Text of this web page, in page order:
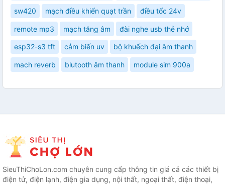
sw420 mạch điều khiển quạt trần điều tốc 24v
remote mp3 mạch tăng âm đài nghe usb thẻ nhớ
esp32-s3 tft cảm biến uv bộ khuếch đại âm thanh
mach reverb blutooth âm thanh module sim 900a
SieuThiChoLon.com chuyên cung cấp thông tin giá cả các thiết bị
điện tử, điện lạnh, điện gia dụng, nội thất, ngoại thất, điện thoại,